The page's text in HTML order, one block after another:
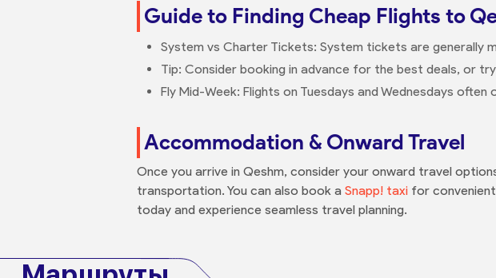
Guide to Finding Cheap Flights to
System vs Charter Tickets: System tickets are generally
Tip: Consider booking in advance for the best deals, or
Fly Mid-Week: Flights on Tuesdays and Wednesdays
Accommodation & Onward Travel
Once you arrive in Qeshm, consider your onward travel
transportation. You can also book a Snapp! taxi for
today and experience seamless travel planning.